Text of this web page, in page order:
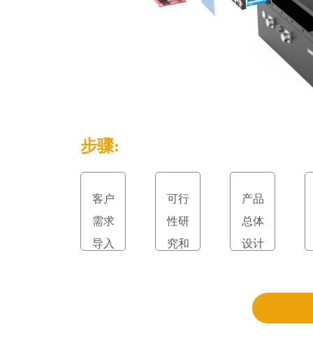
步骤:
客户
需求
导入
可行
性研
究和
产品
总体
设计